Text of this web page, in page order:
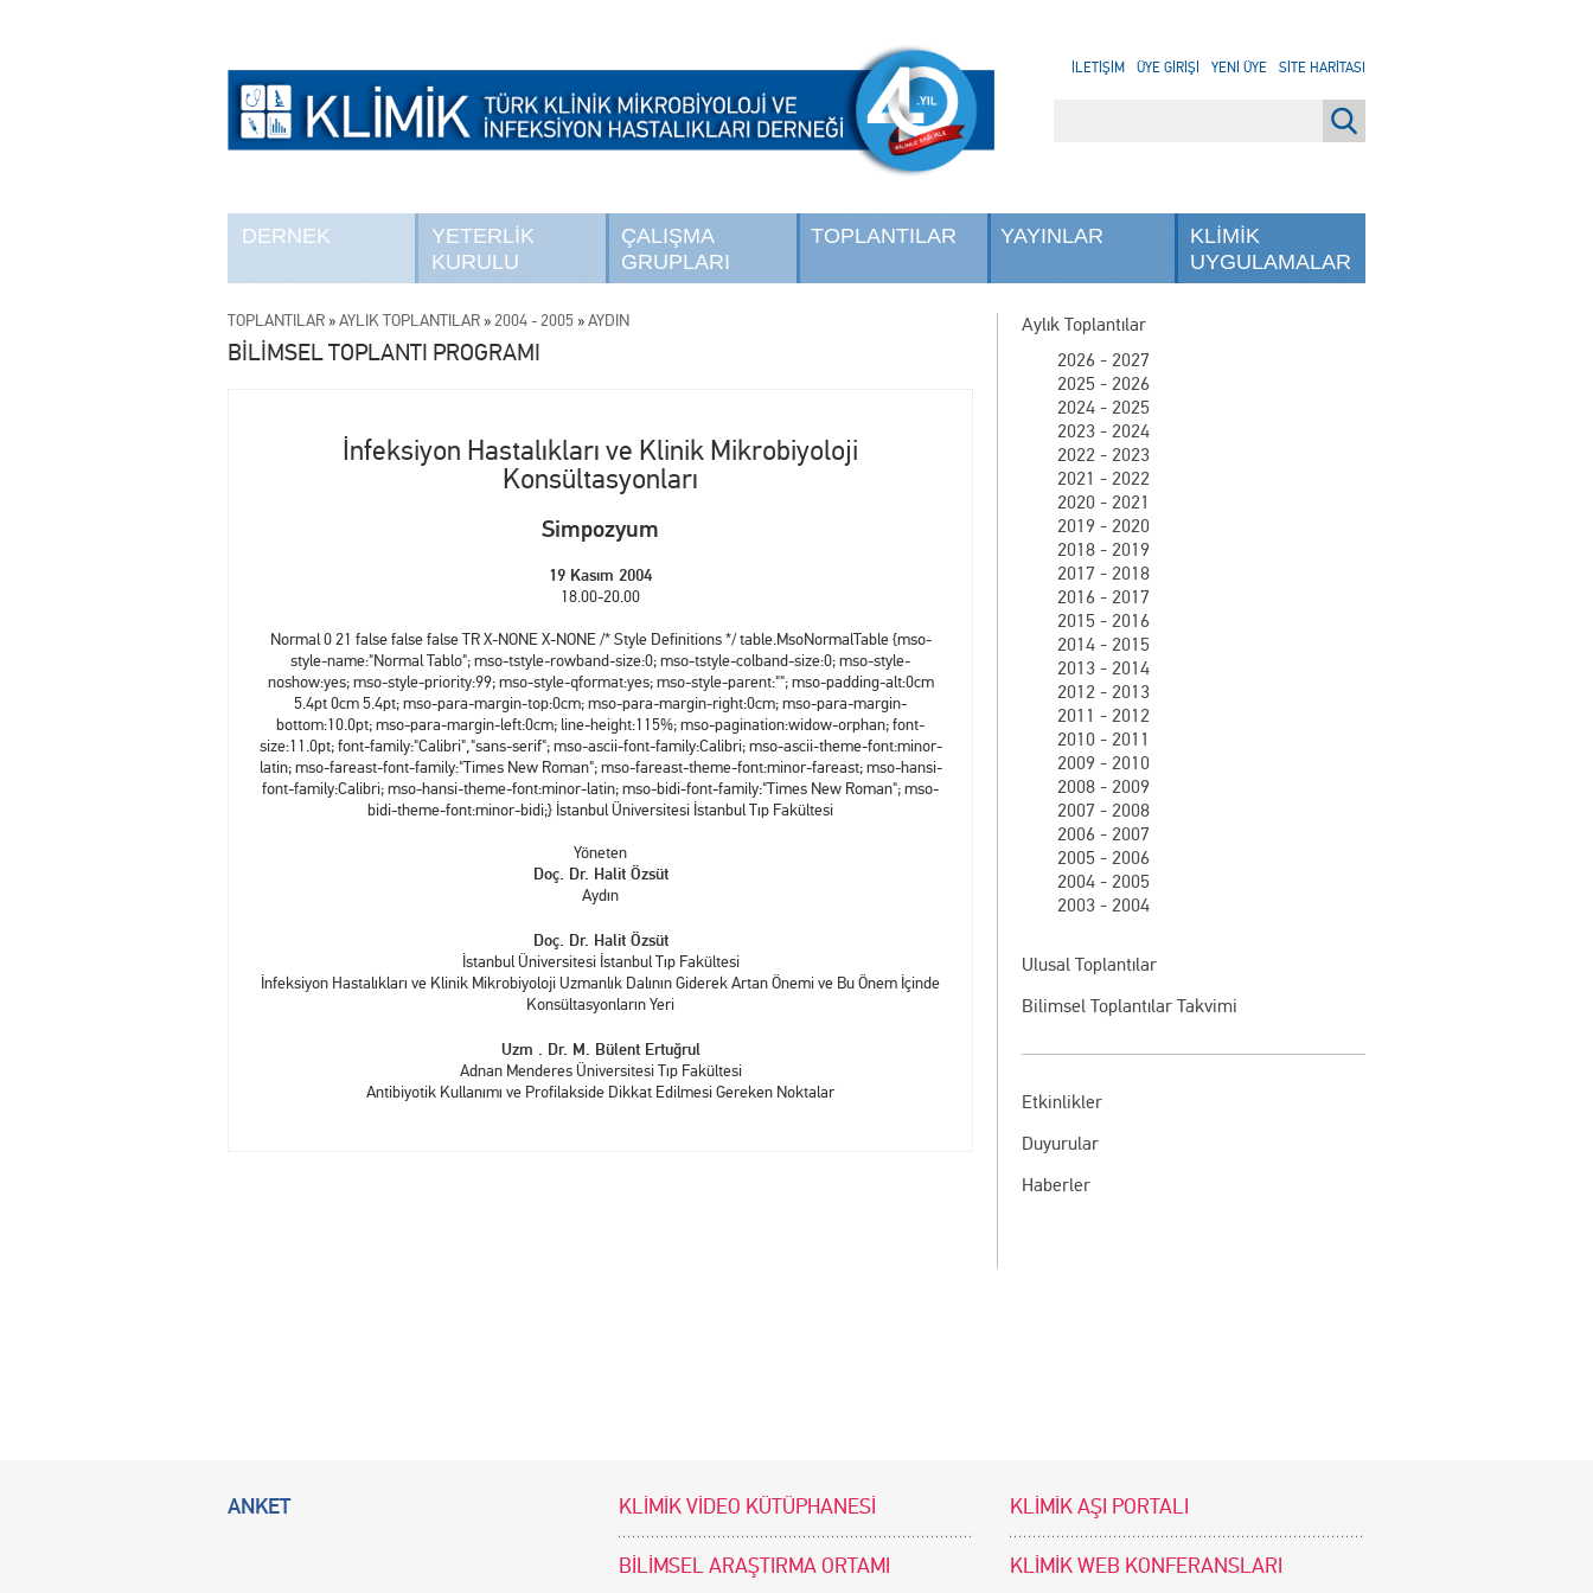
DERNEK
YETERLİK
KURULU
ÇALIŞMA
GRUPLARI
TOPLANTILAR YAYINLAR
KLİMİK
UYGULAMALAR
İLETİŞİM ÜYE GİRİŞİ YENİ ÜYE SİTE HARİTASI
Aylık Toplantılar
2026 - 2027
2025 - 2026
2024 - 2025
2023 - 2024
2022 - 2023
2021 - 2022
2020 - 2021
2019 - 2020
2018 - 2019
2017 - 2018
2016 - 2017
2015 - 2016
2014 - 2015
2013 - 2014
2012 - 2013
2011 - 2012
2010 - 2011
2009 - 2010
2008 - 2009
2007 - 2008
2006 - 2007
2005 - 2006
2004 - 2005
2003 - 2004
Ulusal Toplantılar
Bilimsel Toplantılar Takvimi
Etkinlikler
Duyurular
Haberler
TOPLANTILAR »AYLIK TOPLANTILAR »2004 - 2005 »AYDIN
BİLİMSEL TOPLANTI PROGRAMI
İnfeksiyon Hastalıkları ve Klinik Mikrobiyoloji
Konsültasyonları
Simpozyum
19 Kasım 2004
18.00-20.00
Normal 0 21 false false false TR X-NONE X-NONE/* Style Definitions */ table.MsoNormalTable {mso-
style-name:"Normal Tablo"; mso-tstyle-rowband-size:0; mso-tstyle-colband-size:0; mso-style-
noshow:yes; mso-style-priority:99; mso-style-qformat:yes; mso-style-parent:""; mso-padding-alt:0cm
5.4pt 0cm 5.4pt; mso-para-margin-top:0cm; mso-para-margin-right:0cm; mso-para-margin-
bottom:10.0pt; mso-para-margin-left:0cm; line-height:115%; mso-pagination:widow-orphan; font-
size:11.0pt; font-family:"Calibri","sans-serif"; mso-ascii-font-family:Calibri; mso-ascii-theme-font:minor-
latin; mso-fareast-font-family:"Times New Roman"; mso-fareast-theme-font:minor-fareast; mso-hansi-
font-family:Calibri; mso-hansi-theme-font:minor-latin; mso-bidi-font-family:"Times New Roman"; mso-
bidi-theme-font:minor-bidi;} İstanbul Üniversitesi İstanbul Tıp Fakültesi
Yöneten
Doç. Dr. Halit Özsüt
Aydın
Doç. Dr. Halit Özsüt
İstanbul Üniversitesi İstanbul Tıp Fakültesi
İnfeksiyon Hastalıkları ve Klinik Mikrobiyoloji Uzmanlık Dalının Giderek Artan Önemi ve Bu Önem İçinde
Konsültasyonların Yeri
Uzm . Dr. M. Bülent Ertuğrul
Adnan Menderes Üniversitesi Tıp Fakültesi
Antibiyotik Kullanımı ve Profilakside Dikkat Edilmesi Gereken Noktalar
ANKET KLİMİK VİDEO KÜTÜPHANESİ KLİMİK AŞI PORTALI
BİLİMSEL ARAŞTIRMA ORTAMI KLİMİK WEB KONFERANSLARI